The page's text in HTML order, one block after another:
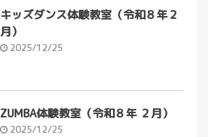
キッズダンス体験教室（令和８年２
月）
2025/12/25
ZUMBA体験教室（令和８年 ２月）
2025/12/25